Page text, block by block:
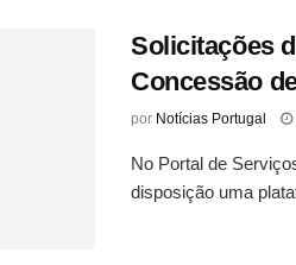
Solicitações
Concessão
por Notícias Portugal
No Portal de
disposição uma